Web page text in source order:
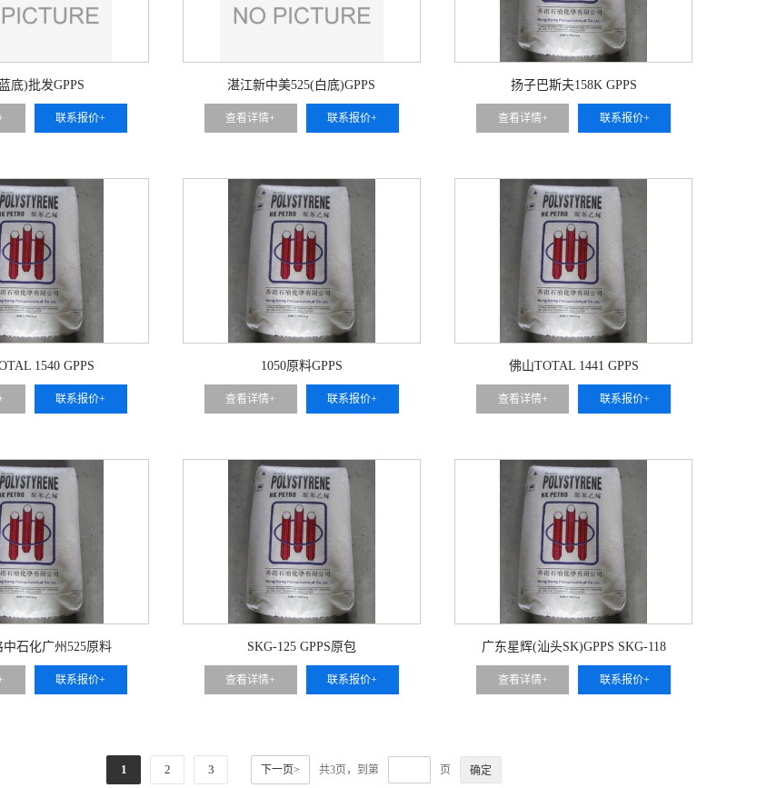
底)批发GPPS
联系报价+
湛江新中美525(白底)GPPS
查看详情+ 联系报价+
扬子巴斯夫158K GPPS
查看详情+ 联系报价+
1540 GPPS
联系报价+
1050原料GPPS
查看详情+ 联系报价+
佛山TOTAL 1441 GPPS
查看详情+ 联系报价+
中石化广州525原料
联系报价+
SKG-125 GPPS原包
查看详情+ 联系报价+
广东星辉(汕头SK)GPPS SKG-118
查看详情+ 联系报价+
1 2 3 下一页> 共3页，到第 页